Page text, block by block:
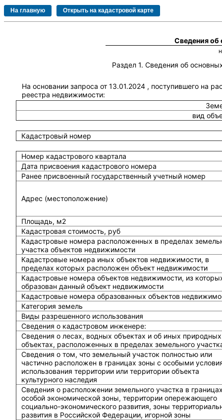
Сведения
Раздел 1. Сведения об
На основании запроса от 13.01.2024 , поступившего на
реестра недвижимости:
вид
Кадастровый номер
Номер кадастрового квартала
Дата присвоения кадастрового номера
Ранее присвоенный государственный учетный номер
Адрес (местоположение)
Площадь, м2
Кадастровая стоимость, руб
Кадастровые номера расположенных в пределах
участка объектов недвижимости
Кадастровые номера иных объектов недвижимости, в
пределах которых расположен объект недвижимости
Кадастровые номера объектов недвижимости, из
образован данный объект недвижимости
Кадастровые номера образованных объектов
Категория земель
Виды разрешенного использования
Сведения о кадастровом инженере:
Cведения о лесах, водных объектах и об иных природных
объектах, расположенных в пределах земельного
Сведения о том, что земельный участок полностью или
частично расположен в границах зоны с особыми
использования территории или территории объекта
культурного наследия
Сведения о расположении земельного участка в
особой экономической зоны, территории опережающего
социально-экономического развития, зоны
развития в Российской Федерации, игорной зоны